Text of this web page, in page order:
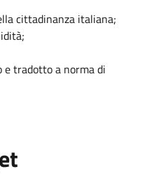
cittadinanza italiana;
tradotto a norma di